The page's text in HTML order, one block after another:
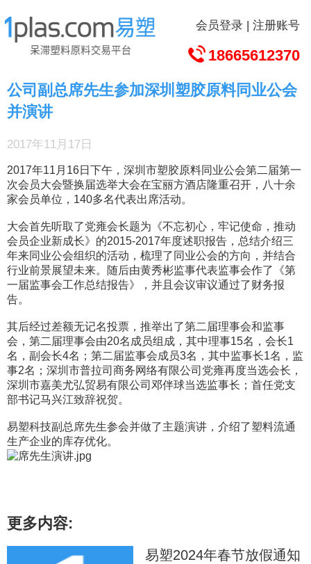
会员登录| 注册账号
18665612370
公司副总席先生参加深圳塑胶原料同业公会
并演讲
2017年11月17日
2017年11月16日下午，深圳市塑胶原料同业公会第二届第一
次会员大会暨换届选举大会在宝丽方酒店隆重召开，八十余
家会员单位，140多名代表出席活动。
大会首先听取了党雍会长题为《不忘初心，牢记使命，推动
会员企业新成长》的2015-2017年度述职报告，总结介绍三
年来同业公会组织的活动，梳理了同业公会的方向，并结合
行业前景展望未来。随后由黄秀彬监事代表监事会作了《第
一届监事会工作总结报告》，并且会议审议通过了财务报
告。
其后经过差额无记名投票，推举出了第二届理事会和监事
会，第二届理事会由20名成员组成，其中理事15名，会长1
名，副会长4名；第二届监事会成员3名，其中监事长1名，监
事2名；深圳市普拉司商务网络有限公司党雍再度当选会长，
深圳市嘉美尤弘贸易有限公司邓伴球当选监事长；首任党支
部书记马兴江致辞祝贺。
易塑科技副总席先生参会并做了主题演讲，介绍了塑料流通
生产企业的库存优化。
更多内容:
易塑2024年春节放假通知